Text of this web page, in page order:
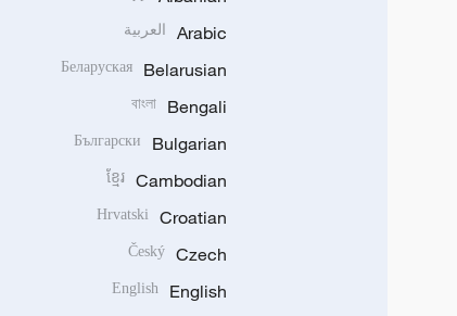
Arabic العربية
Belarusian
Беларуская
Bengali
বাংলা
Bulgarian
Български
Cambodian
ខ្មែរ
Croatian
Hrvatski
Czech
Český
English
English